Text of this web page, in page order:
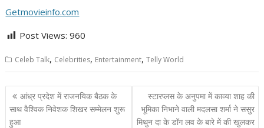
Getmovieinfo.com
Post Views: 960
Celeb Talk, Celebrities, Entertainment,Telly World
Post
navigation
आंध्र प्रदेश में राजनयिक बैठक के
साथ वैश्विक निवेशक शिखर सम्मेलन शुरू
हुआ
स्टारप्लस के अनुपमा में काव्या शाह की
भूमिका निभाने वाली मदलसा शर्मा ने ससुर
मिथुन दा के डॉग लव के बारे में की खुलकर